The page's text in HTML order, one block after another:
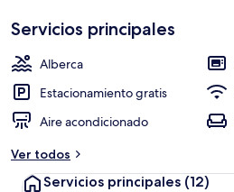
Servicios principales
Alberca
Estacionamiento gratis
Aire acondicionado
Ver todos
Servicios principales (12)